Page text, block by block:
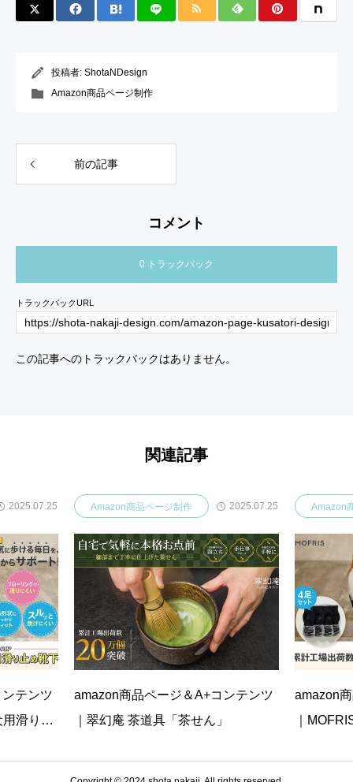
投稿者: ShotaNDesign
Amazon商品ページ制作
前の記事
コメント
0 トラックバック
トラックバックURL
この記事へのトラックバックはありません。
関連記事
2025.07.25
テンツ
滑り止
Amazon商品ページ制作 2025.07.25
amazon商品ページ＆A+コンテンツ
｜翠幻庵 茶道具「茶せん」
Amazon
amazon
｜